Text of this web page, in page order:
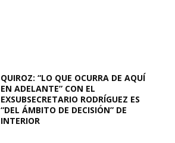
QUIROZ: “LO QUE OCURRA DE AQUÍ
EN ADELANTE” CON EL
EXSUBSECRETARIO RODRÍGUEZ ES
“DEL ÁMBITO DE DECISIÓN” DE
INTERIOR